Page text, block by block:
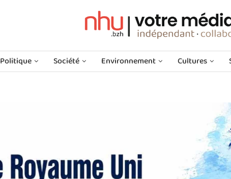
Politique Société Environnement Cultures